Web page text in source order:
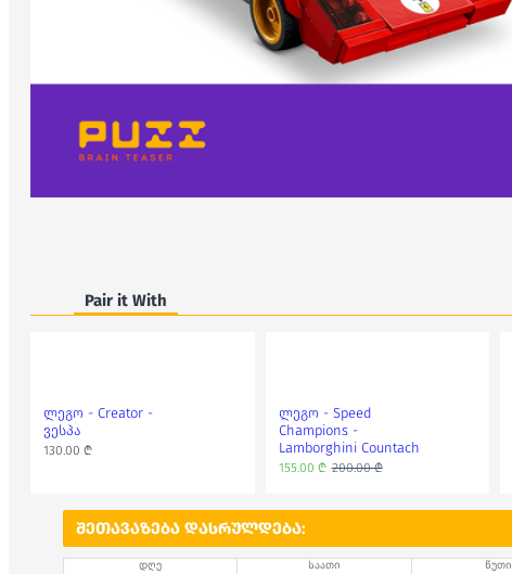
Pair it With
ლეგო - Creator -
ვესპა
130.00 ₾
ლეგო - Speed
Champions -
Lamborghini Countach
155.00 ₾ 200.00 ₾
ᲨᲔᲗᲐᲕᲐᲖᲔᲑᲐ ᲓᲐᲡᲠᲣᲚᲓᲔᲑᲐ:
დღე საათი წუთი